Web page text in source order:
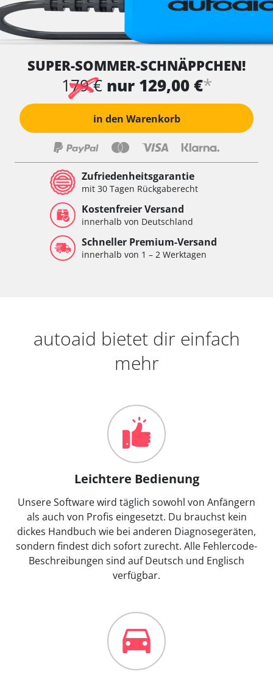
SUPER-SOMMER-SCHNÄPPCHEN!
179 € nur 129,00 €*
in den Warenkorb
Zufriedenheitsgarantie
mit 30 Tagen Rückgaberecht
Kostenfreier Versand
innerhalb von Deutschland
Schneller Premium-Versand
innerhalb von 1 – 2 Werktagen
autoaid bietet dir einfach
mehr
Leichtere Bedienung
Unsere Software wird täglich sowohl von Anfängern
als auch von Profis eingesetzt. Du brauchst kein
dickes Handbuch wie bei anderen Diagnosegeräten,
sondern findest dich sofort zurecht. Alle Fehlercode-
Beschreibungen sind auf Deutsch und Englisch
verfügbar.